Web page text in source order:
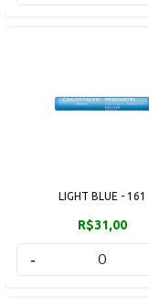
LIGHT BLUE - 161
R$31,00
-